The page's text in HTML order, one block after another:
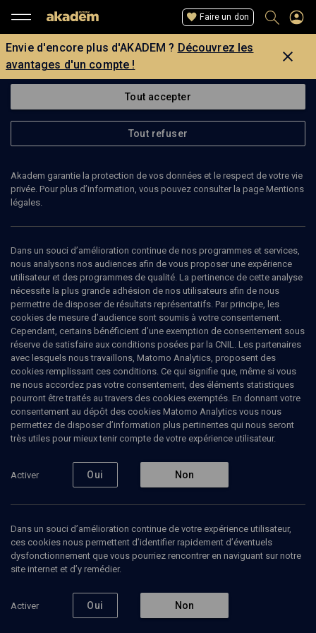
Faire un don
Envie d'encore plus d'AKADEM ? Découvrez les
avantages d'un compte !
Voir le site de l’organisateur
Ajouter Partager J’aime
Abonnez-vous à notre newsletter
Nos Chaines Qui sommes-nous ?
Tout accepter
Tout refuser
Akadem garantie la protection de vos données et le respect de votre vie
privée. Pour plus d’information, vous pouvez consulter la page Mentions
légales.
Dans un souci d’amélioration continue de nos programmes et services,
nous analysons nos audiences afin de vous proposer une expérience
utilisateur et des programmes de qualité. La pertinence de cette analyse
nécessite la plus grande adhésion de nos utilisateurs afin de nous
permettre de disposer de résultats représentatifs. Par principe, les
cookies de mesure d’audience sont soumis à votre consentement.
Cependant, certains bénéficient d’une exemption de consentement sous
réserve de satisfaire aux conditions posées par la CNIL. Les partenaires
avec lesquels nous travaillons, Matomo Analytics, proposent des
cookies remplissant ces conditions. Ce qui signifie que, même si vous
ne nous accordez pas votre consentement, des éléments statistiques
pourront être traités au travers des cookies exemptés. En donnant votre
consentement au dépôt des cookies Matomo Analytics vous nous
permettez de disposer d’information plus pertinentes qui nous seront
très utiles pour mieux tenir compte de votre expérience utilisateur.
Activer Oui Non
Dans un souci d’amélioration continue de votre expérience utilisateur,
ces cookies nous permettent d’identifier rapidement d’éventuels
dysfonctionnement que vous pourriez rencontrer en naviguant sur notre
site internet et d’y remédier.
Activer Oui Non